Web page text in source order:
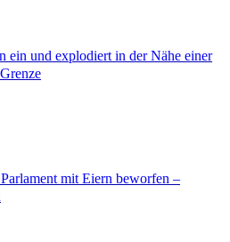
ein und explodiert in der Nähe einer
mit Eiern beworfen –